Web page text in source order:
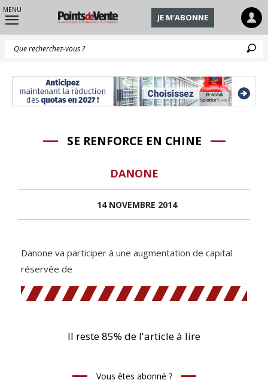
MENU
JE M'ABONNE
SE RENFORCE EN CHINE
DANONE
14 NOVEMBRE 2014
Danone va participer à une augmentation de capital
réservée de
Il reste 85% de l'article à lire
Vous êtes abonné ?